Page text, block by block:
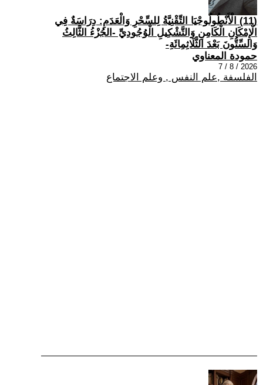
(11) الْأَنْطُولُوجْيَا التِّقْنِيَّةُ لِلسِّحْرِ وَالْعَدَمِ: دِرَاسَةٌ فِي
الْإِمْكَانِ الْكَامِنِ وَالتَّشْكِيلِ الْوُجُودِيِّ -الجُزْءُ الثَّالِثُ
وَالسِّتُّونَ بَعْدَ الثَّلَاثِمِائَةِ-
حمودة المعناوي
2026 / 8 / 7
الفلسفة ,علم النفس , وعلم الاجتماع